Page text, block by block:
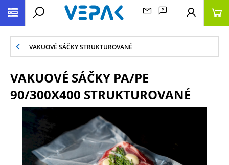
VAKUOVÉ SÁČKY STRUKTUROVANÉ
VAKUOVÉ SÁČKY PA/PE
90/300X400 STRUKTUROVANÉ